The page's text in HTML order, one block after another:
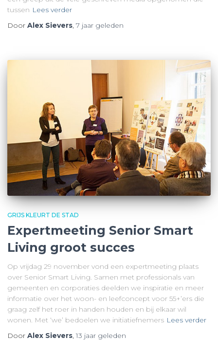
tussen Lees verder
Door Alex Sievers, 7 jaar geleden
GRIJS KLEURT DE STAD
Expertmeeting Senior Smart
Living groot succes
Op vrijdag 29 november vond een expertmeeting plaats
over Senior Smart Living. Samen met professionals van
gemeenten en corporaties deelden we inspiratie en meer
informatie over het woon- en leefconcept voor 55+’ers die
graag zelf het roer in handen houden en bij elkaar wil
wonen. Met ‘we’ bedoelen we initiatiefnemers Lees verder
Door Alex Sievers,13 jaar geleden